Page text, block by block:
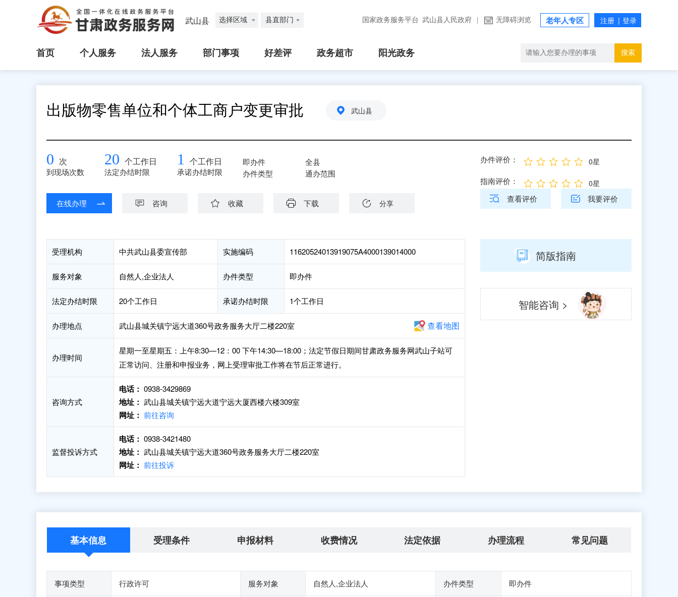
武山县 选择区域 县直部门 国家政务服务平台 武山县人民政府 无障碍浏览 老年人专区
首页 个人服务 法人服务 部门事项 好差评 政务超市 阳光政务 搜索
出版物零售单位和个体工商户变更审批 武山县
0 次
到现场次数
20 个工作日
法定办结时限
1 个工作日
承诺办结时限
即办件
办件类型
全县
通办范围
在线办理 咨询 收藏 下载 分享
办件评价： 0星
指南评价： 0星
查看评价 我要评价
受理机构 中共武山县委宣传部 实施编码 11620524013919075A4000139014000
服务对象 自然人,企业法人 办件类型 即办件
法定办结时限 20个工作日 承诺办结时限 1个工作日
办理地点 武山县城关镇宁远大道360号政务服务大厅二楼220室 查看地图
办理时间
星期一至星期五：上午8:30—12：00 下午14:30—18:00；法定节假日期间甘肃政务服务网武山子站可
正常访问、注册和申报业务，网上受理审批工作将在节后正常进行。
咨询方式
电话： 0938-3429869
地址： 武山县城关镇宁远大道宁远大厦西楼六楼309室
网址： 前往咨询
监督投诉方式
电话： 0938-3421480
地址： 武山县城关镇宁远大道360号政务服务大厅二楼220室
网址： 前往投诉
简版指南
智能咨询 >
基本信息 受理条件 申报材料 收费情况 法定依据 办理流程 常见问题
事项类型 行政许可 服务对象 自然人,企业法人 办件类型 即办件